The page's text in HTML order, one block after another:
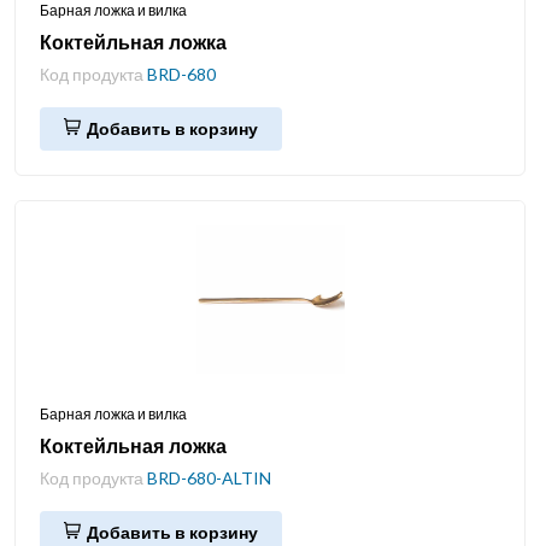
Барная ложка и вилка
Коктейльная ложка
Код продукта BRD-680
Добавить в корзину
Барная ложка и вилка
Коктейльная ложка
Код продукта BRD-680-ALTIN
Добавить в корзину